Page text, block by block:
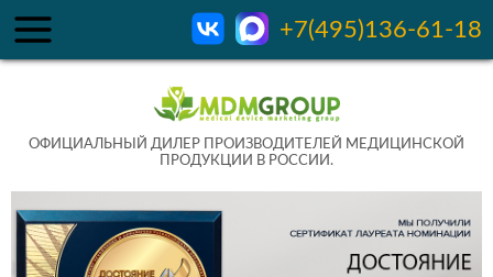
+7(495)136-61-18
ОФИЦИАЛЬНЫЙ ДИЛЕР ПРОИЗВОДИТЕЛЕЙ МЕДИЦИНСКОЙ
ПРОДУКЦИИ В РОССИИ.